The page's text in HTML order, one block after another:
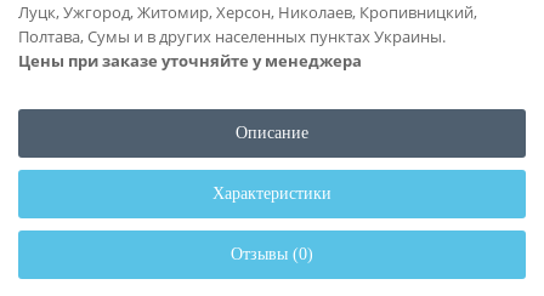
Луцк, Ужгород, Житомир, Херсон, Николаев, Кропивницкий,
Полтава, Сумы и в других населенных пунктах Украины.
Цены при заказе уточняйте у менеджера
Описание
Характеристики
Отзывы (0)